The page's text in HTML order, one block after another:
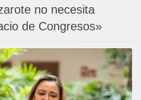
no necesita
de Congresos»